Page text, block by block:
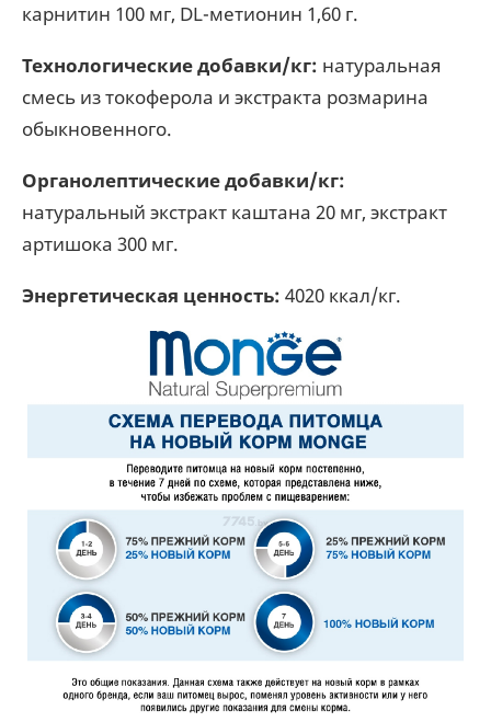
карнитин 100 мг, DL-метионин 1,60 г.
Технологические добавки/кг: натуральная
смесь из токоферола и экстракта розмарина
обыкновенного.
Органолептические добавки/кг:
натуральный экстракт каштана 20 мг, экстракт
артишока 300 мг.
Энергетическая ценность: 4020 ккал/кг.